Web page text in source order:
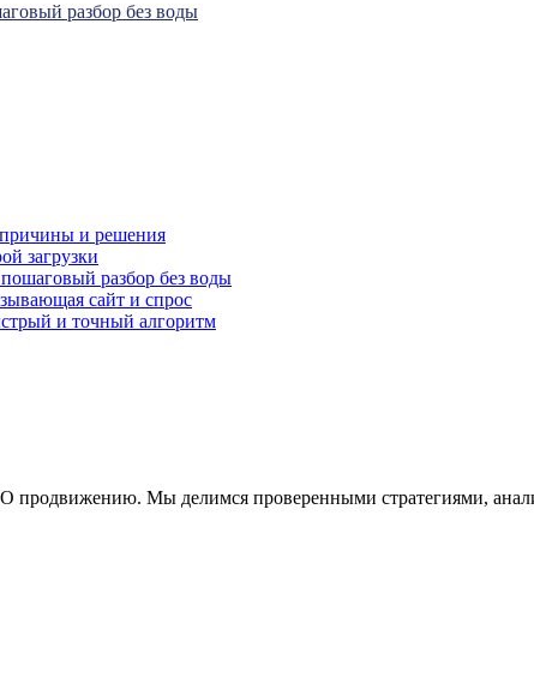
разбор без воды
причины и решения
загрузки
разбор без воды
сайт и спрос
и точный алгоритм
продвижению. Мы делимся проверенными стратегиями,